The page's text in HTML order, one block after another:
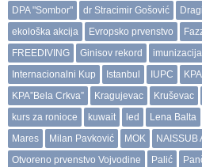
DPA "Sombor"
dr Stracimir Gošović
ekološka akcija
Evropsko prvenstvo
FREEDIVING
Ginisov rekord imunizacija
Internacionalni Kup
Istanbul IUPC
KPA”Bela Crkva”
Kragujevac Kruševac
kurs za ronioce
kuwait led Lena Balta
Mares
Milan Pavković MOK NAISSUB
Otvoreno prvenstvo Vojvodine
Palić